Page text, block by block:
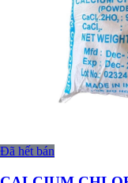
Đã hết bán